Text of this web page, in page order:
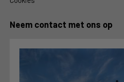
Neem contact met ons op